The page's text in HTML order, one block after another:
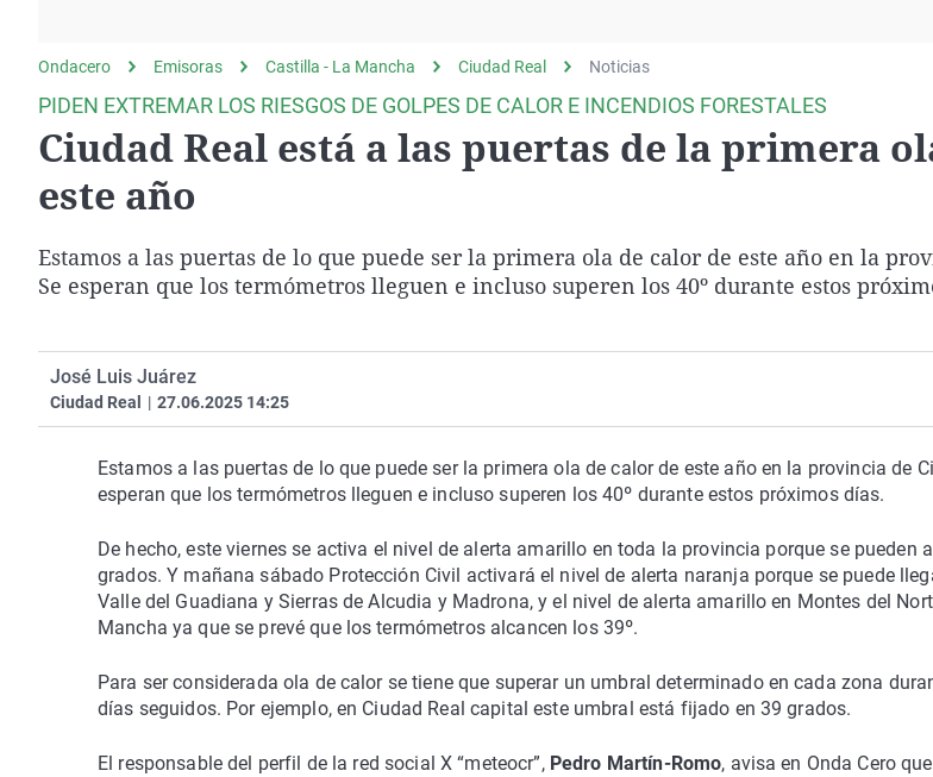
gato
Operación Viuda
Negra
País Vasco
Ondacero Emisoras Castilla - La Mancha Ciudad Real Noticias
PIDEN EXTREMAR LOS RIESGOS DE GOLPES DE CALOR E INCENDIOS FORESTALES
Ciudad Real está a las puertas de la primera
este año
Estamos a las puertas de lo que puede ser la primera ola de calor de este año en la
Se esperan que los termómetros lleguen e incluso superen los 40º durante estos
José Luis Juárez
Ciudad Real | 27.06.2025 14:25
Estamos a las puertas de lo que puede ser la primera ola de calor de este año en la provincia de
esperan que los termómetros lleguen e incluso superen los 40º durante estos próximos días.
De hecho, este viernes se activa el nivel de alerta amarillo en toda la provincia porque se pueden
grados. Y mañana sábado Protección Civil activará el nivel de alerta naranja porque se puede
Valle del Guadiana y Sierras de Alcudia y Madrona, y el nivel de alerta amarillo en Montes del
Mancha ya que se prevé que los termómetros alcancen los 39º.
Para ser considerada ola de calor se tiene que superar un umbral determinado en cada zona
días seguidos. Por ejemplo, en Ciudad Real capital este umbral está fijado en 39 grados.
El responsable del perfil de la red social X “meteocr”, Pedro Martín-Romo, avisa en Onda Cero